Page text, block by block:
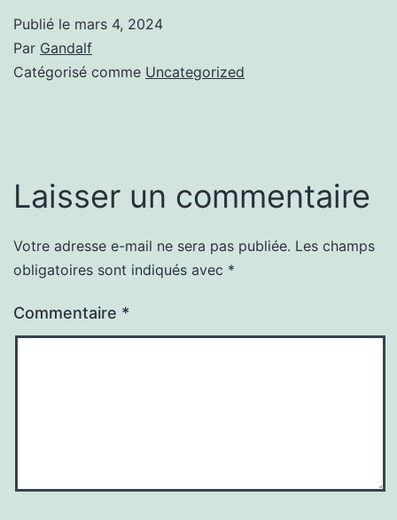
Publié le mars 4, 2024
Par Gandalf
Catégorisé comme Uncategorized
Laisser un commentaire
Votre adresse e-mail ne sera pas publiée. Les champs
obligatoires sont indiqués avec *
Commentaire *